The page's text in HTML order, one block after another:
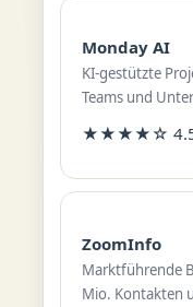
Monday AI
KI-gestützte
Teams und
★★★★☆
ZoomInfo
Marktführende
Mio. Kontakten